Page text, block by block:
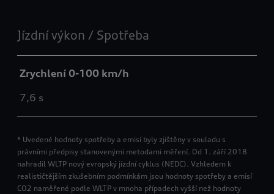
Jízdní výkon / Spotřeba
Zrychlení 0-100 km/h
7,6 s
* Uvedené hodnoty spotřeby a emisí byly zjištěny v souladu s
právními předpisy stanovenými metodami měření. Od 1. září 2018
nahradil WLTP nový evropský jízdní cyklus (NEDC). Vzhledem k
realističtějším zkušebním podmínkám jsou hodnoty spotřeby a emisí
CO2 naměřené podle WLTP v mnoha případech vyšší než hodnoty